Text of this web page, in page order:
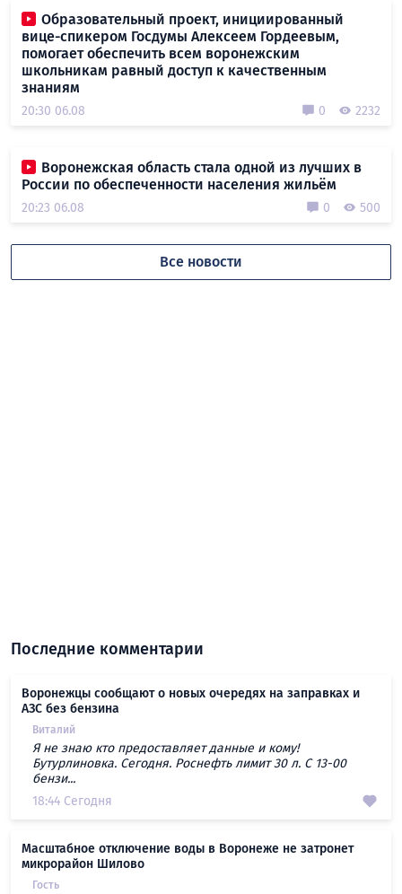
Образовательный проект, инициированный
вице-спикером Госдумы Алексеем Гордеевым,
помогает обеспечить всем воронежским
школьникам равный доступ к качественным
знаниям
20:30 06.08 0 2232
Воронежская область стала одной из лучших в
России по обеспеченности населения жильём
20:23 06.08 0 500
Все новости
Последние комментарии
Воронежцы сообщают о новых очередях на заправках и
АЗС без бензина
Виталий
Я не знаю кто предоставляет данные и кому!
Бутурлиновка. Сегодня. Роснефть лимит 30 л. С 13-00
бензи...
18:44 Сегодня
Масштабное отключение воды в Воронеже не затронет
микрорайон Шилово
Гость